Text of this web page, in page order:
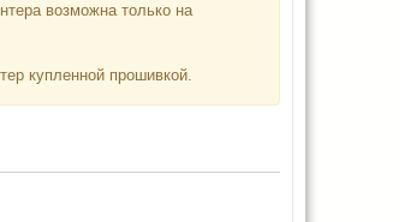
возможна только на
купленной прошивкой.